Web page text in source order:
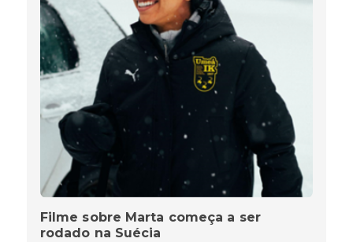
Filme sobre Marta começa a ser
rodado na Suécia